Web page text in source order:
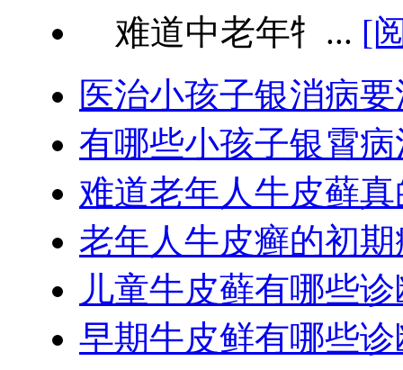
难道中老年牜... [
医治小孩子银消病
有哪些小孩子银霄
难道老年人牛皮藓
老年人牛皮癣的初
儿童牛皮藓有哪些
早期牛皮鲜有哪些